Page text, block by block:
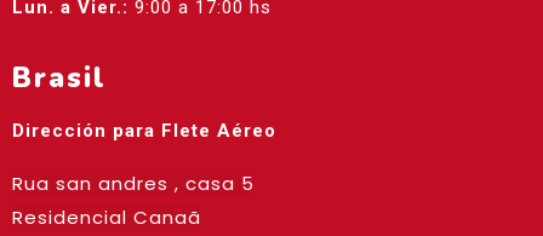
Lun. a Vier.: 9:00 a 17:00 hs
Brasil
Dirección para Flete Aéreo
Rua san andres , casa 5
Residencial Canaã